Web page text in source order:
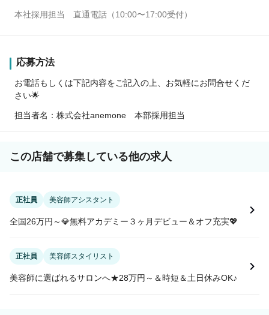
本社採用担当 直通電話（10:00〜17:00受付）
応募方法
お電話もしくは下記内容をご記入の上、お気軽にお問合せくだ
さい🌟
担当者名：株式会社anemone 本部採用担当
この店舗で募集している他の求人
正社員 美容師アシスタント
全国26万円～💎無料アカデミー３ヶ月デビュー＆オフ充実💖
正社員 美容師スタイリスト
美容師に選ばれるサロンへ★28万円～＆時短＆土日休みOK♪